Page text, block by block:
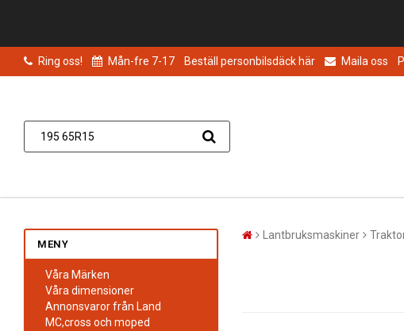
Ring oss! Mån-fre 7-17 Beställ personbilsdäck här Maila oss
MENY
Våra Märken
Våra dimensioner
Annonsvaror från Land
MC,cross och moped
Lantbruksmaskiner